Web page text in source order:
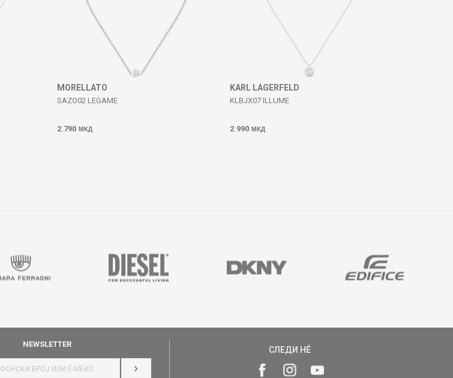
MORELLATO
SAZO02 LEGAME
2.790 МКД
KARL LAGERFELD
KLBJX07 ILLUME
2.990 МКД
NEWSLETTER
НАЈАВИ СЕ
СЛЕДИ НÉ